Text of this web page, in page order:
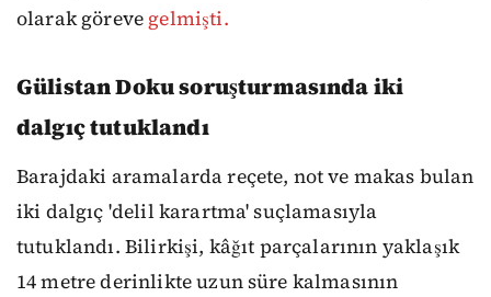
olarak göreve gelmişti.
Gülistan Doku soruşturmasında iki
dalgıç tutuklandı
Barajdaki aramalarda reçete, not ve makas bulan
iki dalgıç 'delil karartma' suçlamasıyla
tutuklandı. Bilirkişi, kâğıt parçalarının yaklaşık
14 metre derinlikte uzun süre kalmasının